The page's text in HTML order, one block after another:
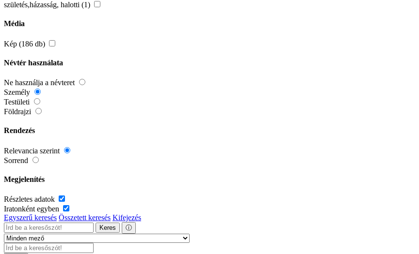
születés,házasság, halotti (1)
Média
Kép (186 db)
Névtér használata
Ne használja a névteret
Személy
Testületi
Földrajzi
Rendezés
Relevancia szerint
Sorrend
Megjelenítés
Részletes adatok
Iratonként egyben
Egyszerű keresés Összetett keresés Kifejezés
Keres ⓘ